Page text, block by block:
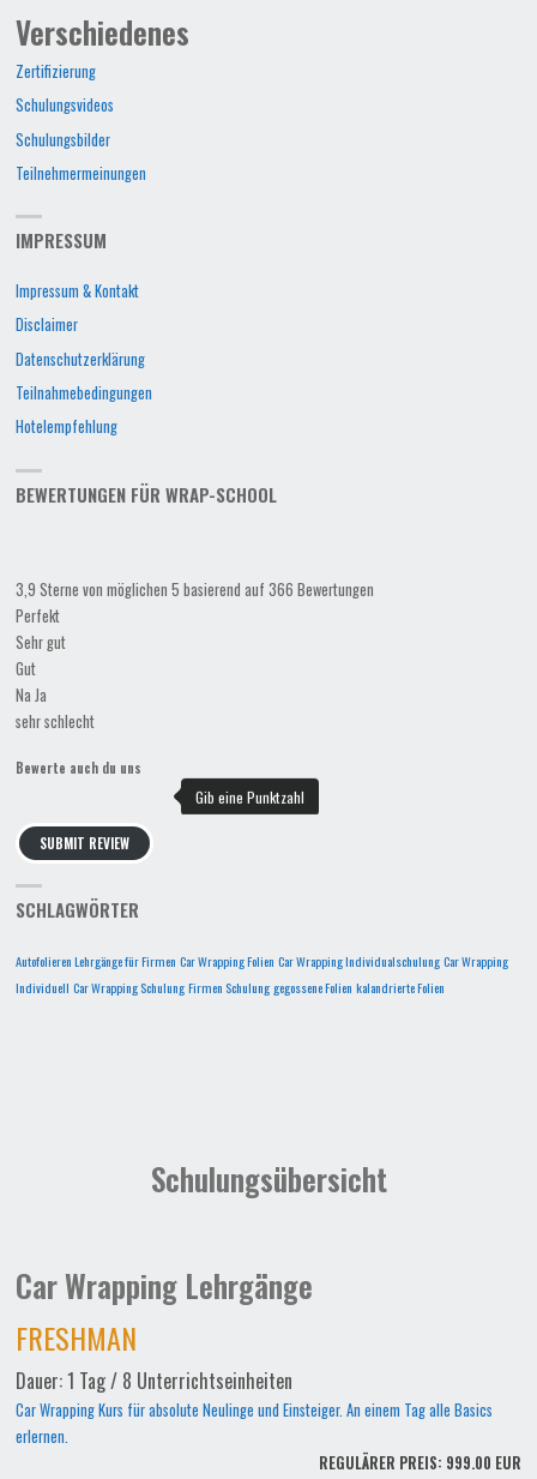
Verschiedenes
Zertifizierung
Schulungsvideos
Schulungsbilder
Teilnehmermeinungen
IMPRESSUM
Impressum & Kontakt
Disclaimer
Datenschutzerklärung
Teilnahmebedingungen
Hotelempfehlung
BEWERTUNGEN FÜR WRAP-SCHOOL
3,9 Sterne von möglichen 5 basierend auf 366 Bewertungen
Perfekt
Sehr gut
Gut
Na Ja
sehr schlecht
Bewerte auch du uns
SUBMIT REVIEW
SCHLAGWÖRTER
Autofolieren Lehrgänge für Firmen Car Wrapping Folien Car Wrapping Individualschulung Car Wrapping
Individuell Car Wrapping Schulung Firmen Schulung gegossene Folien kalandrierte Folien
Schulungsübersicht
Car Wrapping Lehrgänge
FRESHMAN
Dauer: 1 Tag / 8 Unterrichtseinheiten
Car Wrapping Kurs für absolute Neulinge und Einsteiger. An einem Tag alle Basics
erlernen.
REGULÄRER PREIS: 999.00 EUR